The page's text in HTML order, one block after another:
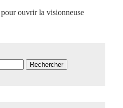
ouvrir la visionneuse